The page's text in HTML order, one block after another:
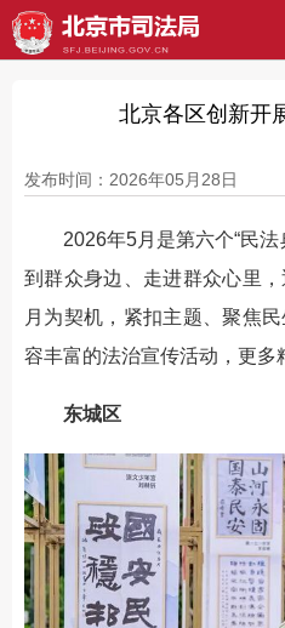
北京各区创新开
发布时间：2026年05月28日
2026年5月是第六个“民法
到群众身边、走进群众心里
月为契机，紧扣主题、聚焦
容丰富的法治宣传活动，更多
东城区